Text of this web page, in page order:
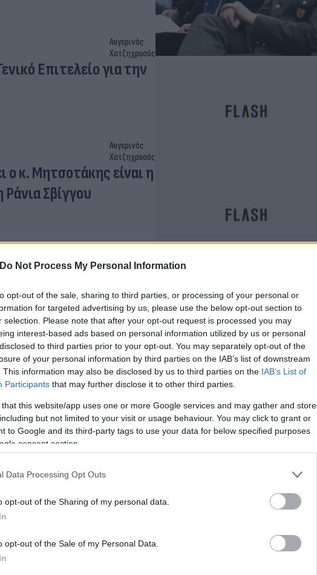
Do Not Process My Personal Information
opt-out of the sale, sharing to third parties, or processing of your personal or
for targeted advertising by us, please use the below opt-out section to
selection. Please note that after your opt-out request is processed you may
interest-based ads based on personal information utilized by us or personal
to third parties prior to your opt-out. You may separately opt-out of the
of your personal information by third parties on the IAB’s list of downstream
This information may also be disclosed by us to third parties on the IAB’s List of
Participants that may further disclose it to other third parties.
that this website/app uses one or more Google services and may gather and store
but not limited to your visit or usage behaviour. You may click to grant or
to Google and its third-party tags to use your data for below specified purposes
consent section.
Data Processing Opt Outs
opt-out of the Sharing of my personal data.
opt-out of the Sale of my Personal Data.
Αυγερινός
Χατζηχρυσός
Επιτελείο για την
Αυγερινός
Χατζηχρυσός
ο κ. Μητσοτάκης είναι η
Σβίγγου
Κούρτη
έχουν να φοβηθούν
Εύη
στο Μαξίμου